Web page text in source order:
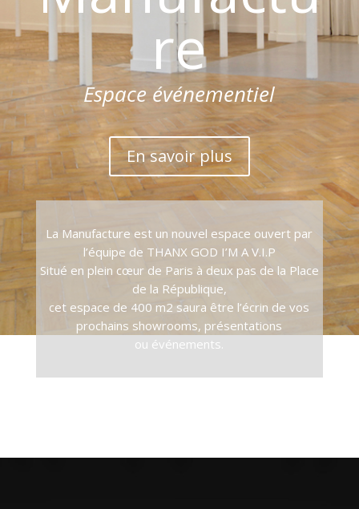
re
Espace événementiel
En savoir plus
La Manufacture est un nouvel espace ouvert par
l’équipe de THANX GOD I’M A V.I.P
Situé en plein cœur de Paris à deux pas de la Place
de la République,
cet espace de 400 m2 saura être l’écrin de vos
prochains showrooms, présentations
ou événements.